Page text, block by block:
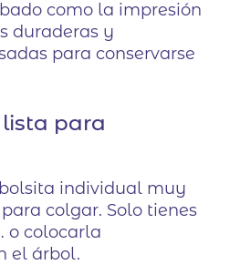
como la impresión
duraderas y
para conservarse
lista para
individual muy
colgar. Solo tienes
o colocarla
el árbol.